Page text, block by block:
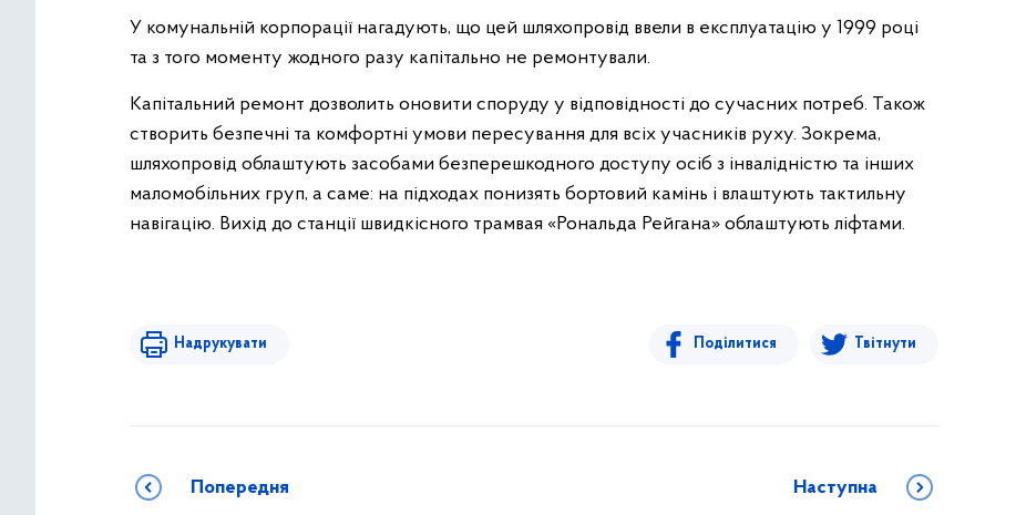
У комунальній корпорації нагадують, що цей шляхопровід ввели в експлуатацію у 1999 році
та з того моменту жодного разу капітально не ремонтували.
Капітальний ремонт дозволить оновити споруду у відповідності до сучасних потреб. Також
створить безпечні та комфортні умови пересування для всіх учасників руху. Зокрема,
шляхопровід облаштують засобами безперешкодного доступу осіб з інвалідністю та інших
маломобільних груп, а саме: на підходах понизять бортовий камінь і влаштують тактильну
навігацію. Вихід до станції швидкісного трамвая «Рональда Рейгана» облаштують ліфтами.
Надрукувати Поділитися Твітнути
Попередня Наступна